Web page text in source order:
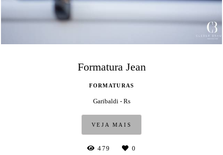
Formatura Jean
FORMATURAS
Garibaldi - Rs
VEJA MAIS
479 0